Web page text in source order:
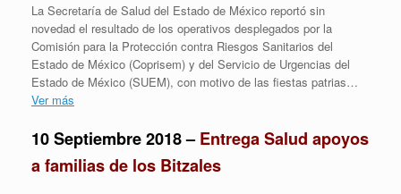
La Secretaría de Salud del Estado de México reportó sin
novedad el resultado de los operativos desplegados por la
Comisión para la Protección contra Riesgos Sanitarios del
Estado de México (Coprisem) y del Servicio de Urgencias del
Estado de México (SUEM), con motivo de las fiestas patrias…
Ver más
10 Septiembre 2018 –Entrega Salud apoyos
a familias de los Bitzales